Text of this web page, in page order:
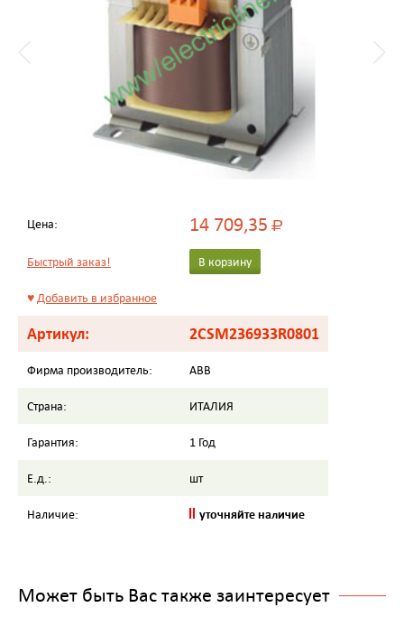
Цена: 14 709,35Р
Быстрый заказ! В корзину
♥Добавить в избранное
Артикул: 2CSM236933R0801
Фирма производитель: ABB
Страна: ИТАЛИЯ
Гарантия: 1 Год
Е.д.: шт
Наличие: уточняйте наличие
Может быть Вас также заинтересует